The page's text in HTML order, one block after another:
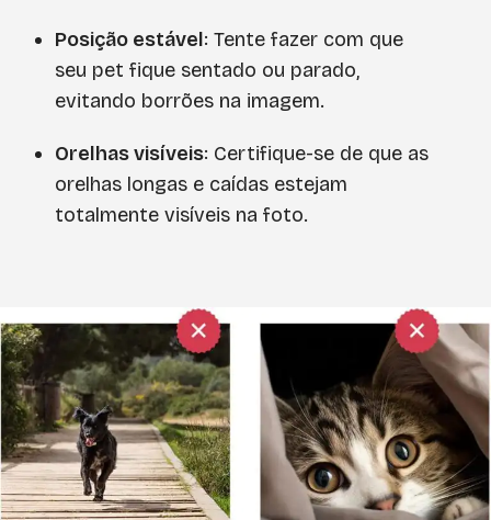
Posição estável: Tente fazer com que
seu pet fique sentado ou parado,
evitando borrões na imagem.
Orelhas visíveis: Certifique-se de que as
orelhas longas e caídas estejam
totalmente visíveis na foto.